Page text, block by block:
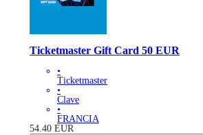
Ticketmaster Gift Card 50 EUR
•
Ticketmaster
•
Clave
•
FRANCIA
54.40 EUR